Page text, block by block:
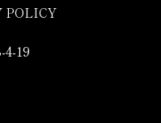
POLICY
19